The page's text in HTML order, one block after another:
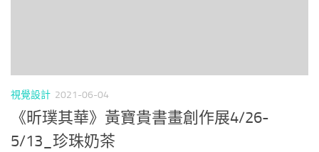
視覺設計 2021-06-04
《昕璞其華》黃寶貴書畫創作展4/26-
5/13_珍珠奶茶